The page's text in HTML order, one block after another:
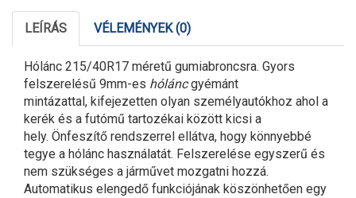
LEÍRÁS VÉLEMÉNYEK (0)
Hólánc 215/40R17 méretű gumiabroncsra. Gyors
felszerelésű 9mm-es hóláncgyémánt
mintázattal, kifejezetten olyan személyautókhoz ahol a
kerék és a futómű tartozékai között kicsi a
hely. Önfeszítő rendszerrel ellátva, hogy könnyebbé
tegye a hólánc használatát. Felszerelése egyszerű és
nem szükséges a járművet mozgatni hozzá.
Automatikus elengedő funkciójának köszönhetően egy